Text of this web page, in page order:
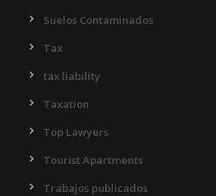
Suelos Contaminados
Tax
tax liability
Taxation
Top Lawyers
Tourist Apartments
Trabajos publicados